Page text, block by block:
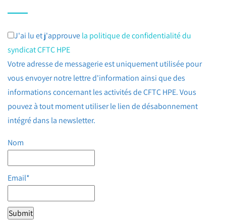
J'ai lu et j'approuvela politique de confidentialité du
syndicat CFTC HPE
Votre adresse de messagerie est uniquement utilisée pour
vous envoyer notre lettre d'information ainsi que des
informations concernant les activités de CFTC HPE. Vous
pouvez à tout moment utiliser le lien de désabonnement
intégré dans la newsletter.
Nom
Email*